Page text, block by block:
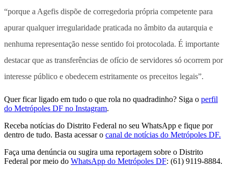
“porque a Agefis dispõe de corregedoria própria competente para
apurar qualquer irregularidade praticada no âmbito da autarquia e
nenhuma representação nesse sentido foi protocolada. É importante
destacar que as transferências de ofício de servidores só ocorrem por
interesse público e obedecem estritamente os preceitos legais”.
Quer ficar ligado em tudo o que rola no quadradinho? Siga o perfil
do Metrópoles DF no Instagram.
Receba notícias do Distrito Federal no seu WhatsApp e fique por
dentro de tudo. Basta acessar o canal de notícias do Metrópoles DF.
Faça uma denúncia ou sugira uma reportagem sobre o Distrito
Federal por meio do WhatsApp do Metrópoles DF: (61) 9119-8884.